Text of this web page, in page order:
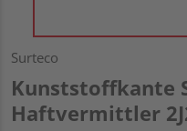
Surteco
Kunststoffkante
Haftvermittler